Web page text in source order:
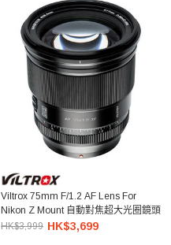
Viltrox 75mm F/1.2 AF Lens For
Nikon Z Mount 自動對焦超大光圈鏡頭
HK$3,999 HK$3,699